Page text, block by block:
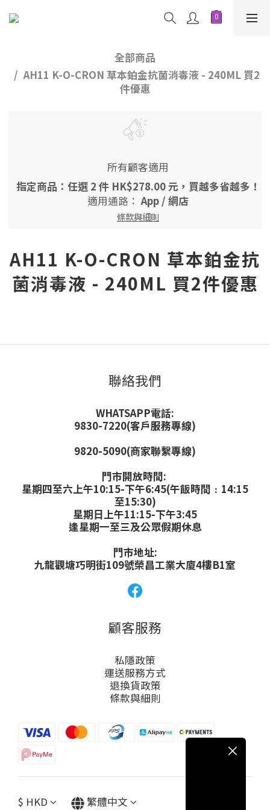
全部商品
AH11 K-O-CRON 草本鉑金抗菌消毒液 - 240ML 買2
件優惠
所有顧客適用
指定商品：任選 2 件 HK$278.00 元，買越多省越多！
適用通路：App / 網店
條款與細則
AH11 K-O-CRON 草本鉑金抗
菌消毒液 - 240ML 買2件優惠
聯絡我們
WHATSAPP電話:
9830-7220(客戶服務專線)
9820-5090(商家聯繫專線)
門市開放時間:
星期四至六上午10:15-下午6:45(午飯時間﹕14:15
至15:30)
星期日上午11:15-下午3:45
逢星期一至三及公眾假期休息
門市地址:
九龍觀塘巧明街109號榮昌工業大廈4樓B1室
顧客服務
私隱政策
運送服務方式
退換貨政策
條款與細則
$ HKD 繁體中文